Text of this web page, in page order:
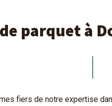
parquet à
fiers de notre expertise